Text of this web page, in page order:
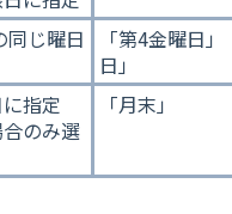
同じ曜日
「第4金曜日
日」
指定
合のみ選
「月末」